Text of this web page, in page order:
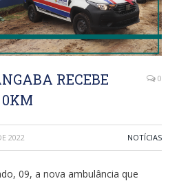
RECEBE
0
2022 NOTÍCIAS
09, a nova ambulância que